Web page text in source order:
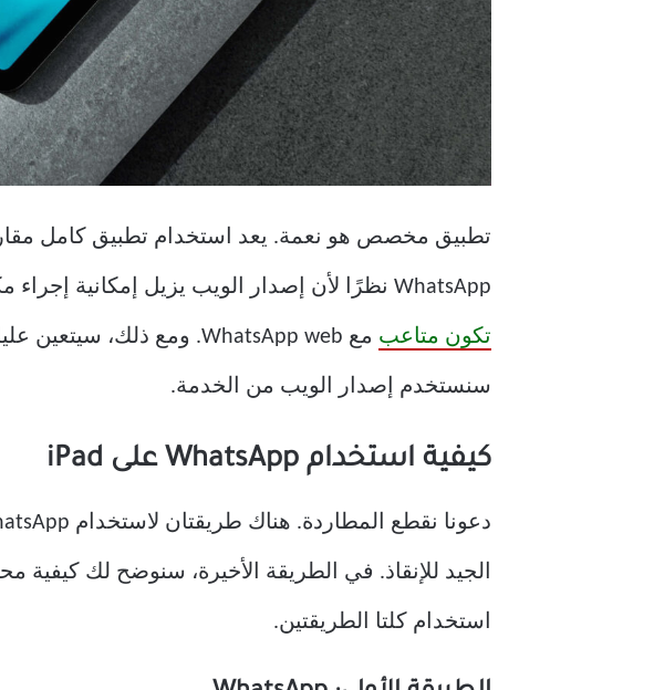
تطبيق مخصص هو نعمة. يعد استخدام تطبيق كامل
WhatsApp نظرًا لأن إصدار الويب يزيل إمكانية إجراء مكالمات هاتفية ومكالمات فيديو وما إلى ذلك. وحتى
تكون متاعب
سنستخدم إصدار الويب من الخدمة.
كيفية استخدام WhatsApp على iPad
الجيد للإنقاذ. في الطريقة الأخيرة، سنوضح لك كيفية
استخدام كلتا الطريقتين.